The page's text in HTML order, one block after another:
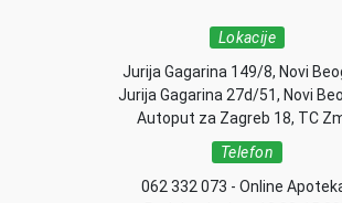
Lokacije
Jurija Gagarina 149/8, Novi
Jurija Gagarina 27d/51, Novi
Autoput za Zagreb 18, TC
Telefon
062 332 073 - Online